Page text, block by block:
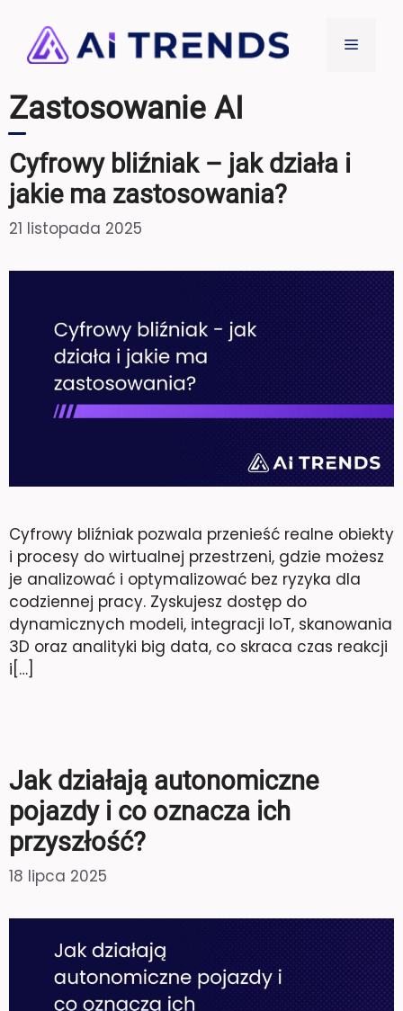
treści
Menu
Zastosowanie AI
Cyfrowy bliźniak – jak działa i
jakie ma zastosowania?
21 listopada 2025
Cyfrowy bliźniak pozwala przenieść realne obiekty
i procesy do wirtualnej przestrzeni, gdzie możesz
je analizować i optymalizować bez ryzyka dla
codziennej pracy. Zyskujesz dostęp do
dynamicznych modeli, integracji IoT, skanowania
3D oraz analityki big data, co skraca czas reakcji
i[…]
Jak działają autonomiczne
pojazdy i co oznacza ich
przyszłość?
18 lipca 2025